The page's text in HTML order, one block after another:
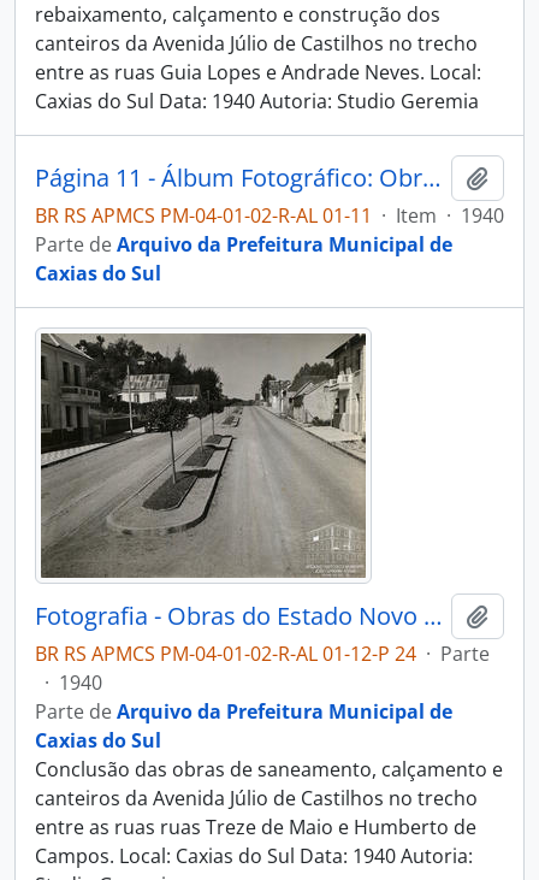
rebaixamento, calçamento e construção dos
canteiros da Avenida Júlio de Castilhos no trecho
entre as ruas Guia Lopes e Andrade Neves. Local:
Caxias do Sul Data: 1940 Autoria: Studio Geremia
Página 11 - Álbum Fotográfico: Obras do Estado Novo Caxias - Alguns Flagrantes de Urbanização e Saneamento - Administração Dante Marcucci
BR RS APMCS PM-04-01-02-R-AL 01-11 · Item · 1940
Parte deArquivo da Prefeitura Municipal de
Caxias do Sul
Fotografia - Obras do Estado Novo Caxias - Alguns Flagrantes de Urbanização e Saneamento - Administração Dante Marcucci
BR RS APMCS PM-04-01-02-R-AL 01-12-P 24 · Parte
· 1940
Parte deArquivo da Prefeitura Municipal de
Caxias do Sul
Conclusão das obras de saneamento, calçamento e
canteiros da Avenida Júlio de Castilhos no trecho
entre as ruas ruas Treze de Maio e Humberto de
Campos. Local: Caxias do Sul Data: 1940 Autoria: